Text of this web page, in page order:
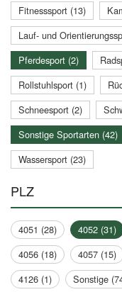
Fitnesssport (13)
Lauf- und
Pferdesport (2)
Rollstuhlsport (1)
Schneesport (2)
Sonstige Sportarten (42)
Wassersport (23)
PLZ
4051 (28) 4052 (31)
4056 (18)
4057 (15)
4126 (1)
Sonstige